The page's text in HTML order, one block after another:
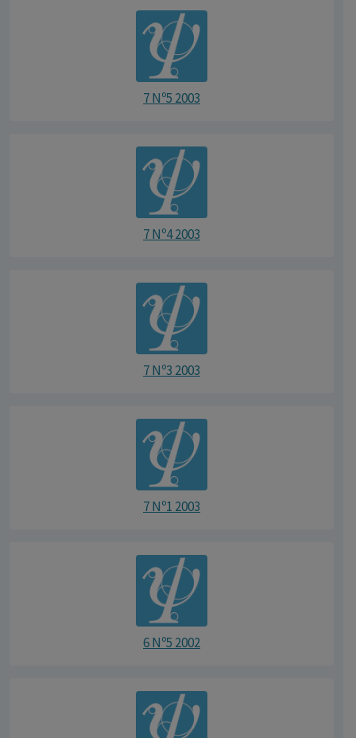
7 Nº5 2003
7 Nº4 2003
7 Nº3 2003
7 Nº1 2003
6 Nº5 2002